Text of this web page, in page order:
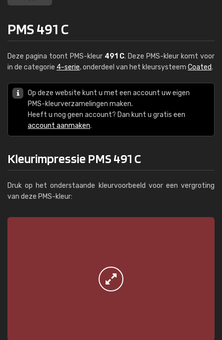
PMS 491 C
Deze pagina toont PMS-kleur 491 C. Deze PMS-kleur komt voor
in de categorie 4-serie, onderdeel van het kleursysteem Coated.
Op deze website kunt u met een account uw eigen
PMS-kleurverzamelingen maken.
Heeft u nog geen account? Dan kunt u gratis een
account aanmaken.
Kleurimpressie PMS 491 C
Druk op het onderstaande kleurvoorbeeld voor een vergroting
van deze PMS-kleur: